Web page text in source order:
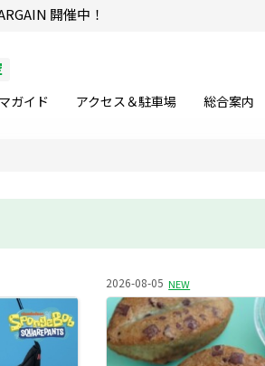
開催中！
ガイド アクセス＆駐車場 総合案内
2026-08-05 NEW